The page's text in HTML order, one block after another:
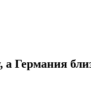
Германия